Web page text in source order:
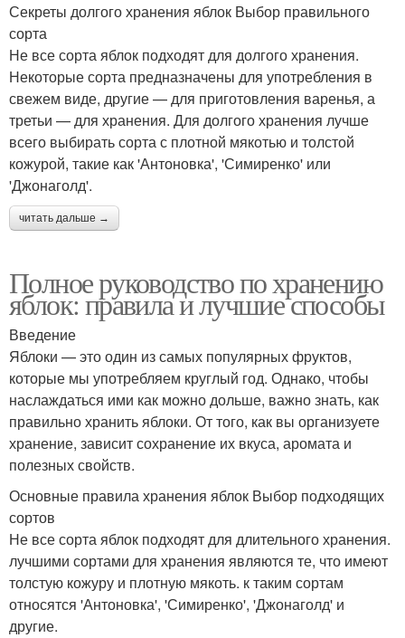
Секреты долгого хранения яблок Выбор правильного
сорта
Не все сорта яблок подходят для долгого хранения.
Некоторые сорта предназначены для употребления в
свежем виде, другие — для приготовления варенья, а
третьи — для хранения. Для долгого хранения лучше
всего выбирать сорта с плотной мякотью и толстой
кожурой, такие как 'Антоновка', 'Симиренко' или
'Джонаголд'.
читать дальше →
Полное руководство по хранению
яблок: правила и лучшие способы
Введение
Яблоки — это один из самых популярных фруктов,
которые мы употребляем круглый год. Однако, чтобы
наслаждаться ими как можно дольше, важно знать, как
правильно хранить яблоки. От того, как вы организуете
хранение, зависит сохранение их вкуса, аромата и
полезных свойств.
Основные правила хранения яблок Выбор подходящих
сортов
Не все сорта яблок подходят для длительного хранения.
лучшими сортами для хранения являются те, что имеют
толстую кожуру и плотную мякоть. к таким сортам
относятся 'Антоновка', 'Симиренко', 'Джонаголд' и
другие.